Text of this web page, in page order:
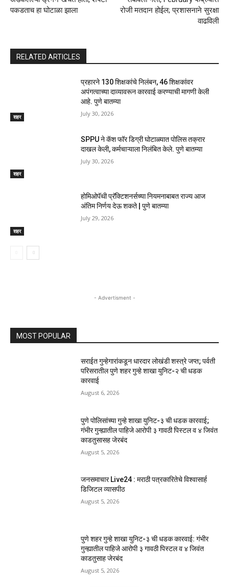
पकडताच हा घोटाळा झाला
रोजी मतदान होईल; प्रशासनाने सुरक्षा
वाढविली
RELATED ARTICLES
शहर
प्रहारने 130 शिक्षकांचे निलंबन, 46 शिक्षकांवर
अपंगत्वाच्या दाव्यावरून कारवाई करण्याची मागणी केली
आहे. पुणे बातम्या
July 30, 2026
शहर
SPPU ने कॅश फॉर डिग्री घोटाळ्यात पोलिस तक्रार
दाखल केली, कर्मचाऱ्याला निलंबित केले. पुणे बातम्या
July 30, 2026
शहर
होमिओपॅथी प्रॅक्टिशनर्सच्या नियमनाबाबत राज्य आज
अंतिम निर्णय देऊ शकते | पुणे बातम्या
July 29, 2026
- Advertisment -
MOST POPULAR
सराईत गुन्हेगारांकडून धारदार लोखंडी शस्त्रे जप्त; पर्वती
परिसरातील पुणे शहर गुन्हे शाखा युनिट-२ ची धडक
कारवाई
August 6, 2026
पुणे पोलिसांच्या गुन्हे शाखा युनिट-३ ची धडक कारवाई;
गंभीर गुन्ह्यातील पाहिजे आरोपी ३ गावठी पिस्टल व ४ जिवंत
काडतुसासह जेरबंद
August 5, 2026
जनसमाचार Live24 : मराठी पत्रकारितेचे विश्वासार्ह
डिजिटल व्यासपीठ
August 5, 2026
पुणे शहर गुन्हे शाखा युनिट-३ ची धडक कारवाई: गंभीर
गुन्ह्यातील पाहिजे आरोपी ३ गावठी पिस्टल व ४ जिवंत
काडतुसाह जेरबंद
August 5, 2026